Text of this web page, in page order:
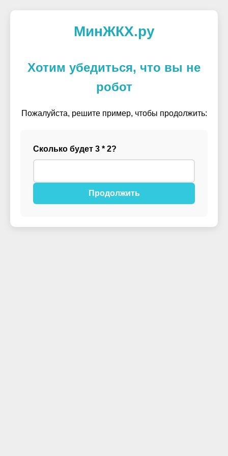
МинЖКХ.ру
Хотим убедиться, что вы не
робот
Пожалуйста, решите пример, чтобы продолжить:
Сколько будет 3 * 2?
Продолжить